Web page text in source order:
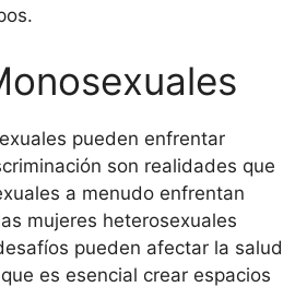
pueden enfrentar
son realidades que
a menudo enfrentan
mujeres heterosexuales
pueden afectar la salud
es esencial crear espacios